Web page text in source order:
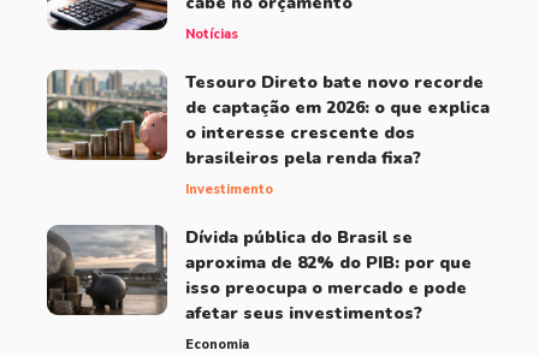
Notícias
Tesouro Direto bate novo recorde
de captação em 2026: o que explica
o interesse crescente dos
brasileiros pela renda fixa?
Investimento
Dívida pública do Brasil se
aproxima de 82% do PIB: por que
isso preocupa o mercado e pode
afetar seus investimentos?
Economia